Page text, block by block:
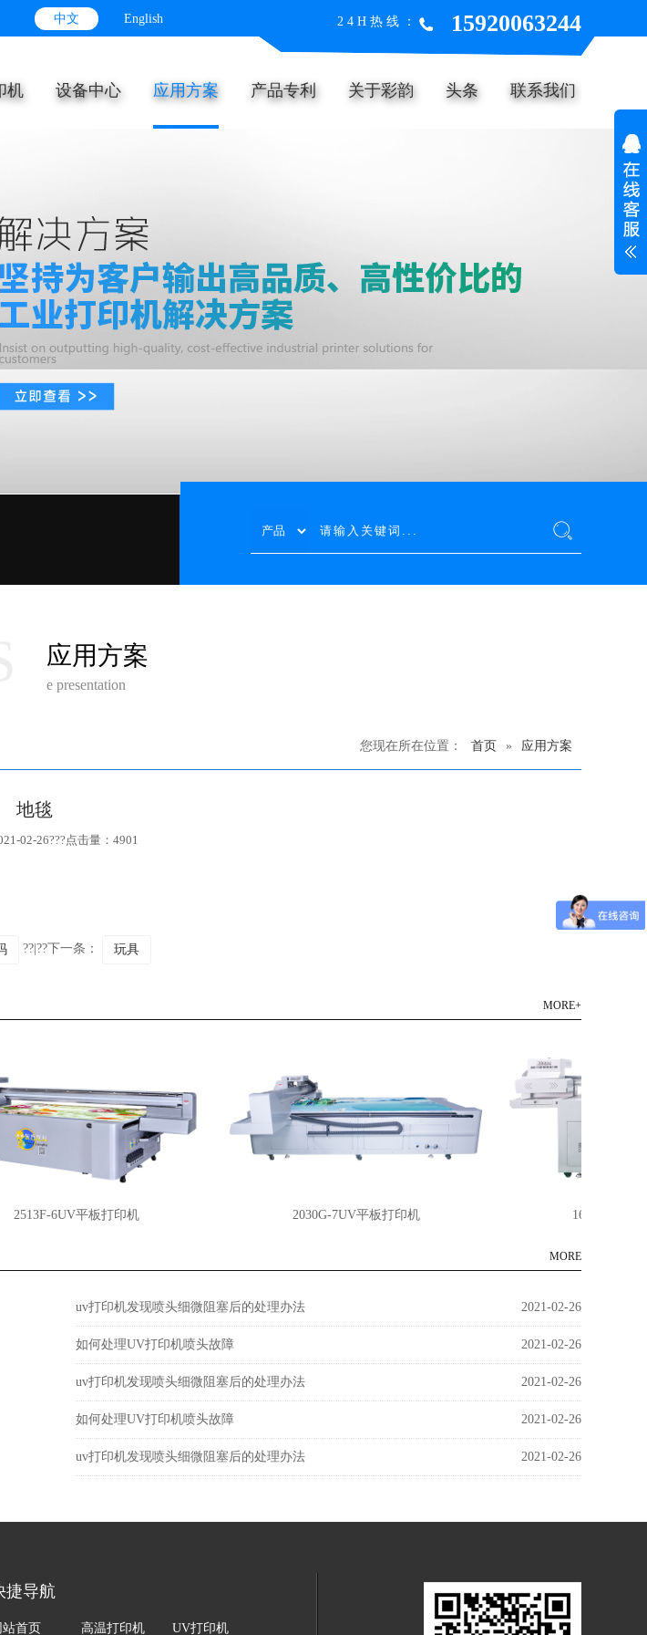
中文 English 24H热线： 15920063244
机 设备中心 应用方案 产品专利 关于彩韵 头条 联系我们
应用方案
e presentation
您现在所在位置： 首页 » 应用方案
地毯
02-26???点击量：4901
??|??下一条： 玩具
MORE+
2513F-6UV平板打印机 2030G-7UV平板打印机 1612E-5UV平
MORE
uv打印机发现喷头细微阻塞后的处理办法 2021-02-26
如何处理UV打印机喷头故障 2021-02-26
uv打印机发现喷头细微阻塞后的处理办法 2021-02-26
如何处理UV打印机喷头故障 2021-02-26
uv打印机发现喷头细微阻塞后的处理办法 2021-02-26
捷导航
站首页 高温打印机 UV打印机